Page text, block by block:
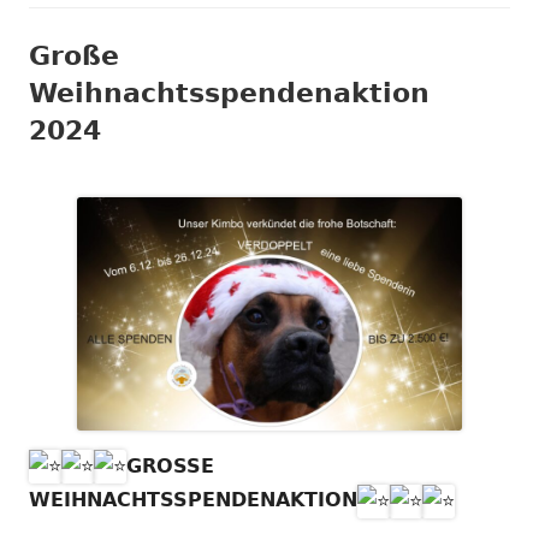
Große
Weihnachtsspendenaktion
2024
GROSSE
WEIHNACHTSSPENDENAKTION